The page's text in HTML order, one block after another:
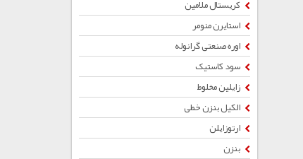
کریستال ملامین
استایرن منومر
اوره صنعتی گرانوله
سود کاستیک
زایلین مخلوط
الکیل بنزن خطی
ارتوزایلن
بنزن